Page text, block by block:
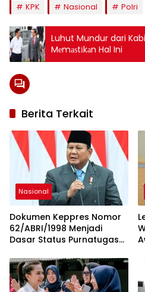
KPK
Nasional Polri
Luhut Mundur dari
Mеmаѕtіkаn Hal Ini
Berita Terkait
Nasional
Dokumen Keppres Nomor
62/ABRI/1998 Menjadi
Dasar Status Purnatugas